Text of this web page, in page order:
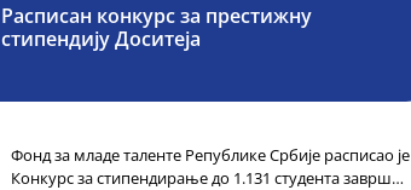
Расписан конкурс за престижну
стипендију Доситеја
Фонд за младе таленте Републике Србије расписао је
Конкурс за стипендирање до 1.131 студента завршне